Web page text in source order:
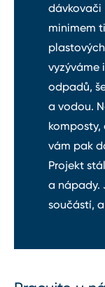
dávkovači
minimem
vyzýváme
odpadů,
a vodou.
komposty,
vám pak
Projekt
a nápady.
součástí,